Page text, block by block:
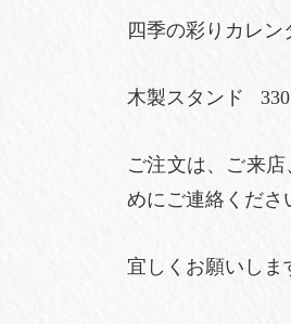
四季の彩りカレ
木製スタンド
ご注文は、ご来
めにご連絡くださ
宜しくお願いしま